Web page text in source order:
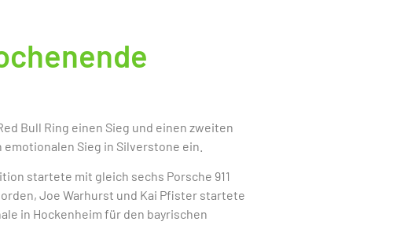
Bull Ring einen Sieg und einen zweiten
Sieg in Silverstone ein.
startete mit gleich sechs Porsche 911
Joe Warhurst und Kai Pfister startete
in Hockenheim für den bayrischen